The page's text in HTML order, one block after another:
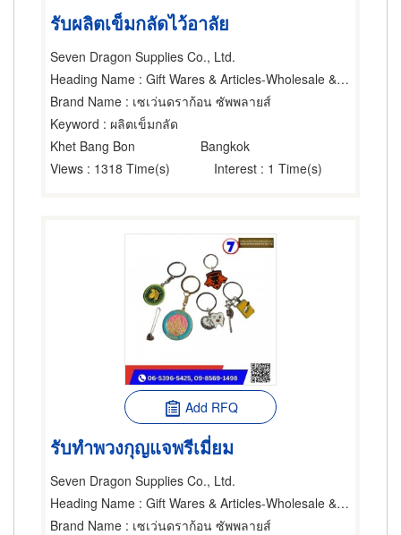
รับผลิตเข็มกลัดไว้อาลัย
Seven Dragon Supplies Co., Ltd.
Heading Name : Gift Wares & Articles-Wholesale & Manufacturers
Brand Name : เซเว่นดราก้อน ซัพพลายส์
Keyword : ผลิตเข็มกลัด
Khet Bang Bon
Bangkok
Views : 1318 Time(s) Interest : 1 Time(s)
Add RFQ
รับทำพวงกุญแจพรีเมี่ยม
Seven Dragon Supplies Co., Ltd.
Heading Name : Gift Wares & Articles-Wholesale & Manufacturers,Scrap-Metal, Stainless Steel Dealers
Brand Name : เซเว่นดราก้อน ซัพพลายส์